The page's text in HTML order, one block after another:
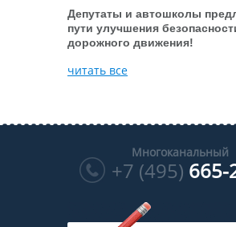
Депутаты и автошколы
пути улучшения
дорожного движения!
читать все
Многоканальный
+7 (495) 665-